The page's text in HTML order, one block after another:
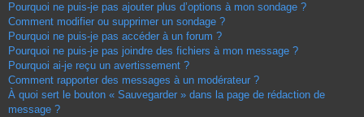
Pourquoi ne puis-je pas ajouter plus d’options à mon sondage ?
Comment modifier ou supprimer un sondage ?
Pourquoi ne puis-je pas accéder à un forum ?
Pourquoi ne puis-je pas joindre des fichiers à mon message ?
Pourquoi ai-je reçu un avertissement ?
Comment rapporter des messages à un modérateur ?
À quoi sert le bouton « Sauvegarder » dans la page de rédaction de
message ?